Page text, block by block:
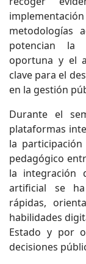
metodologías
potencian la
oportuna y el
clave para el
en la gestión
Durante el
plataformas
la
pedagógico
la integración
artificial se
rápidas,
habilidades
Estado y por
decisiones